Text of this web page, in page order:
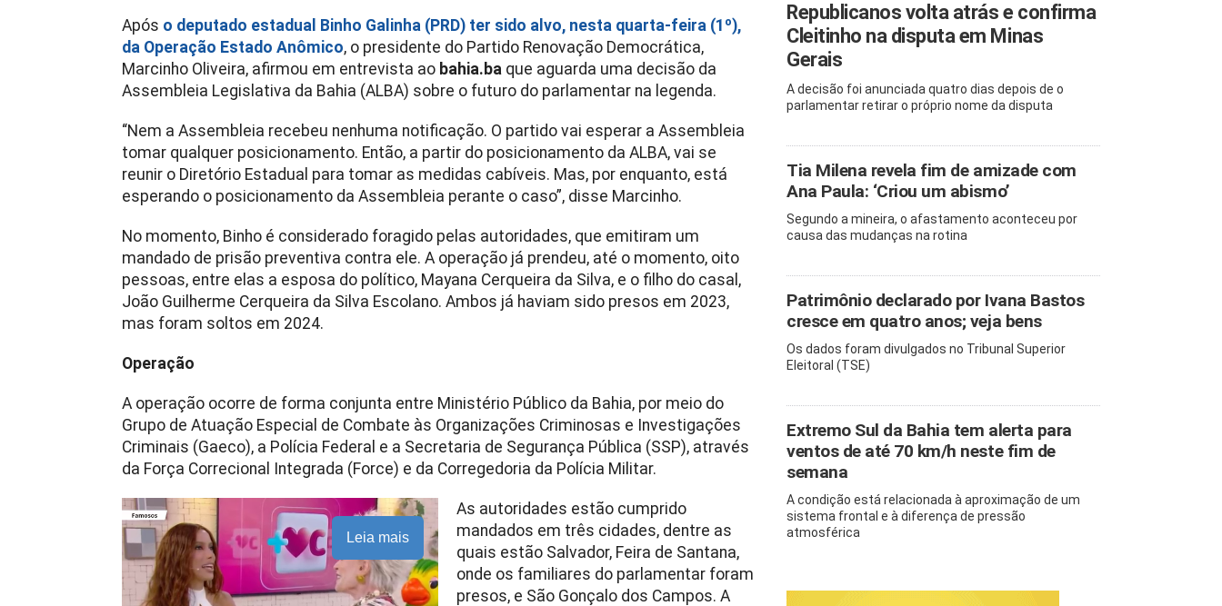
Após o deputado estadual Binho Galinha (PRD) ter sido alvo, nesta quarta-feira (1º),
da Operação Estado Anômico, o presidente do Partido Renovação Democrática,
Marcinho Oliveira, afirmou em entrevista ao bahia.ba que aguarda uma decisão da
Assembleia Legislativa da Bahia (ALBA) sobre o futuro do parlamentar na legenda.
“Nem a Assembleia recebeu nenhuma notificação. O partido vai esperar a Assembleia
tomar qualquer posicionamento. Então, a partir do posicionamento da ALBA, vai se
reunir o Diretório Estadual para tomar as medidas cabíveis. Mas, por enquanto, está
esperando o posicionamento da Assembleia perante o caso”, disse Marcinho.
No momento, Binho é considerado foragido pelas autoridades, que emitiram um
mandado de prisão preventiva contra ele. A operação já prendeu, até o momento, oito
pessoas, entre elas a esposa do político, Mayana Cerqueira da Silva, e o filho do casal,
João Guilherme Cerqueira da Silva Escolano. Ambos já haviam sido presos em 2023,
mas foram soltos em 2024.
Operação
A operação ocorre de forma conjunta entre Ministério Público da Bahia, por meio do
Grupo de Atuação Especial de Combate às Organizações Criminosas e Investigações
Criminais (Gaeco), a Polícia Federal e a Secretaria de Segurança Pública (SSP), através
da Força Correcional Integrada (Force) e da Corregedoria da Polícia Militar.
Leia mais
As autoridades estão cumprido
mandados em três cidades, dentre as
quais estão Salvador, Feira de Santana,
onde os familiares do parlamentar foram
presos, e São Gonçalo dos Campos. A
Republicanos volta atrás e confirma
Cleitinho na disputa em Minas
Gerais
A decisão foi anunciada quatro dias depois de o
parlamentar retirar o próprio nome da disputa
Tia Milena revela fim de amizade com
Ana Paula: ‘Criou um abismo’
Segundo a mineira, o afastamento aconteceu por
causa das mudanças na rotina
Patrimônio declarado por Ivana Bastos
cresce em quatro anos; veja bens
Os dados foram divulgados no Tribunal Superior
Eleitoral (TSE)
Extremo Sul da Bahia tem alerta para
ventos de até 70 km/h neste fim de
semana
A condição está relacionada à aproximação de um
sistema frontal e à diferença de pressão
atmosférica